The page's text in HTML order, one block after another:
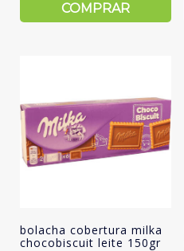
COMPRAR
bolacha cobertura milka
chocobiscuit leite 150gr